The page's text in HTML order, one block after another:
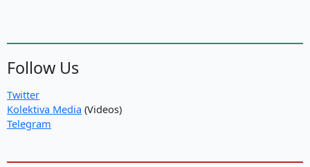
Follow Us
Twitter
Kolektiva Media (Videos)
Telegram